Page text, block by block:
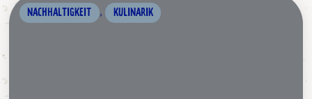
NACHHALTIGKEIT , KULINARIK